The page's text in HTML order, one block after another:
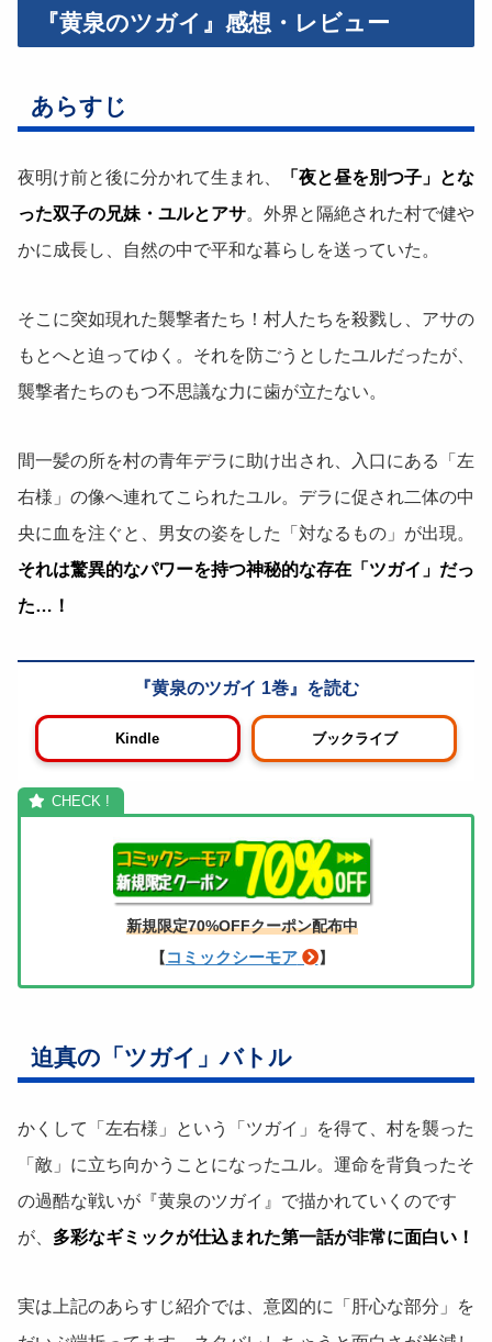
『黄泉のツガイ』感想・レビュー
あらすじ
夜明け前と後に分かれて生まれ、
「夜と昼を別つ子」とな
った双子の兄妹・ユルとアサ。外界と隔絶された村で健や
かに成長し、自然の中で平和な暮らしを送っていた。
そこに突如現れた襲撃者たち！村人たちを殺戮し、アサの
もとへと迫ってゆく。それを防ごうとしたユルだったが、
襲撃者たちのもつ不思議な力に歯が立たない。
間一髪の所を村の青年デラに助け出され、入口にある「左
右様」の像へ連れてこられたユル。デラに促され二体の中
央に血を注ぐと、男女の姿をした「対なるもの」が出現。
それは驚異的なパワーを持つ神秘的な存在「ツガイ」だっ
た…！
黄泉のツガイ 1巻
Kindle ブックライブ
新規限定70%OFFクーポン配布中
【 コミックシーモア 】
迫真の「ツガイ」バトル
かくして「左右様」という「ツガイ」を得て、村を襲った
「敵」に立ち向かうことになったユル。運命を背負ったそ
の過酷な戦いが『黄泉のツガイ』で描かれていくのです
が、 多彩なギミックが仕込まれた第一話が非常に面白い！
実は上記のあらすじ紹介では、意図的に「肝心な部分」を